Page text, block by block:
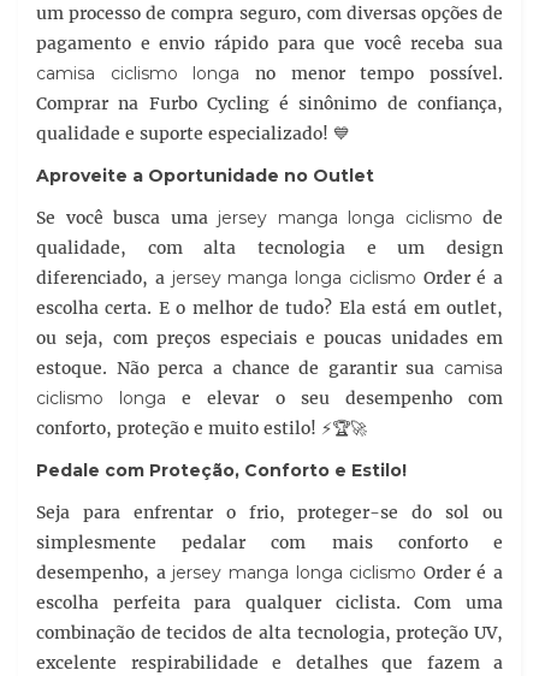
um processo de compra seguro, com diversas opções de
pagamento e envio rápido para que você receba sua
camisa ciclismo longa no menor tempo possível.
Comprar na Furbo Cycling é sinônimo de confiança,
qualidade e suporte especializado! 💙
Aproveite a Oportunidade no Outlet
Se você busca uma jersey manga longa ciclismo de
qualidade, com alta tecnologia e um design
diferenciado, a jersey manga longa ciclismo Order é a
escolha certa. E o melhor de tudo? Ela está em outlet,
ou seja, com preços especiais e poucas unidades em
estoque. Não perca a chance de garantir sua camisa
ciclismo longa e elevar o seu desempenho com
conforto, proteção e muito estilo! ⚡️🏆🚀
Pedale com Proteção, Conforto e Estilo!
Seja para enfrentar o frio, proteger-se do sol ou
simplesmente pedalar com mais conforto e
desempenho, a jersey manga longa ciclismo Order é a
escolha perfeita para qualquer ciclista. Com uma
combinação de tecidos de alta tecnologia, proteção UV,
excelente respirabilidade e detalhes que fazem a